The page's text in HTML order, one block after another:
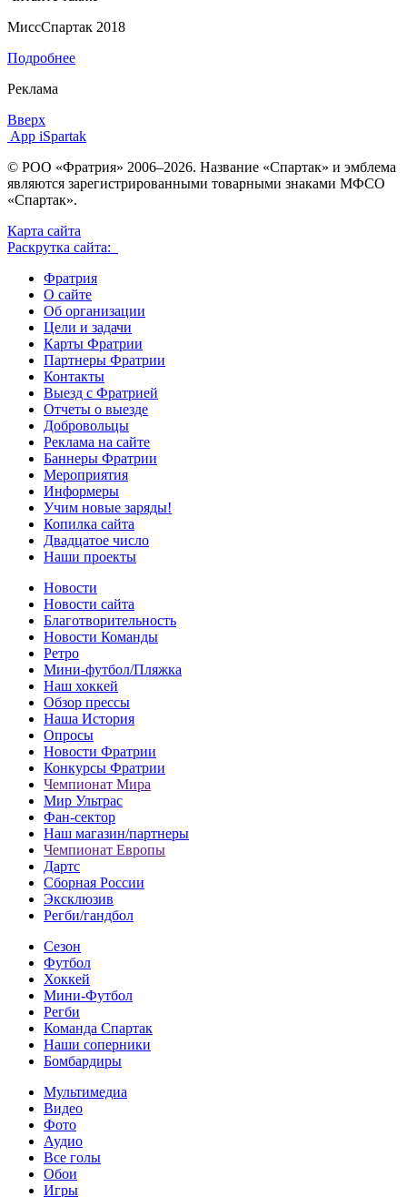
МиссСпартак 2018
Подробнее
Реклама
Вверх
App iSpartak
© РОО «Фратрия» 2006–2026. Название «Спартак» и эмблема
являются зарегистрированными товарными знаками МФСО
«Спартак».
Карта сайта
Раскрутка сайта:
Фратрия
О сайте
Об организации
Цели и задачи
Карты Фратрии
Партнеры Фратрии
Контакты
Выезд с Фратрией
Отчеты о выезде
Добровольцы
Реклама на сайте
Баннеры Фратрии
Мероприятия
Информеры
Учим новые заряды!
Копилка сайта
Двадцатое число
Наши проекты
Новости
Новости сайта
Благотворительность
Новости Команды
Ретро
Мини-футбол/Пляжка
Наш хоккей
Обзор прессы
Наша История
Опросы
Новости Фратрии
Конкурсы Фратрии
Чемпионат Мира
Мир Ультрас
Фан-cектор
Наш магазин/партнеры
Чемпионат Европы
Дартс
Сборная России
Эксклюзив
Регби/гандбол
Сезон
Футбол
Хоккей
Мини-Футбол
Регби
Команда Спартак
Наши соперники
Бомбардиры
Мультимедиа
Видео
Фото
Аудио
Все голы
Обои
Игры